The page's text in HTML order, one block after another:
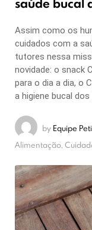
Assim como os
cuidados com a
tutores nessa
novidade: o snack
para o dia a dia, o
a higiene bucal dos
by Equipe
Alimentação,